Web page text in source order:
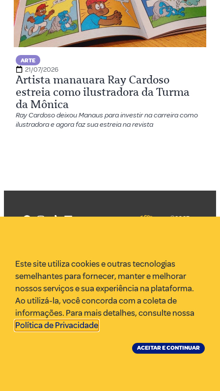
ARTE
21/07/2026
Artista manauara Ray Cardoso
estreia como ilustradora da Turma
da Mônica
Ray Cardoso deixou Manaus para investir na carreira como
ilustradora e agora faz sua estreia na revista
VR Assessoria
Parcerias
Envie uma pauta
Anuncie
©2025
Este site utiliza cookies e outras tecnologias
semelhantes para fornecer, manter e melhorar
nossos serviços e sua experiência na plataforma.
Ao utilizá-la, você concorda com a coleta de
informações. Para mais detalhes, consulte nossa
Política de Privacidade.
ACEITAR E CONTINUAR